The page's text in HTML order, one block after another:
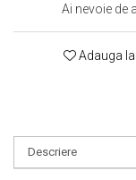
Ai nevoie de
Adauga
Descriere